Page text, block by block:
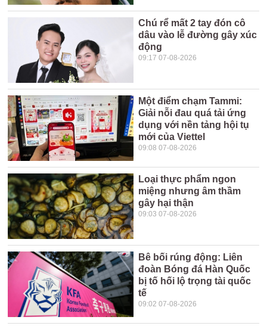
Chú rể mất 2 tay đón cô
dâu vào lễ đường gây xúc
động
09:17 07-08-2026
Một điểm chạm Tammi:
Giải nỗi đau quá tải ứng
dụng với nền tảng hội tụ
mới của Viettel
09:08 07-08-2026
Loại thực phẩm ngon
miệng nhưng âm thầm
gây hại thận
09:03 07-08-2026
Bê bối rúng động: Liên
đoàn Bóng đá Hàn Quốc
bị tố hối lộ trọng tài quốc
tế
09:02 07-08-2026